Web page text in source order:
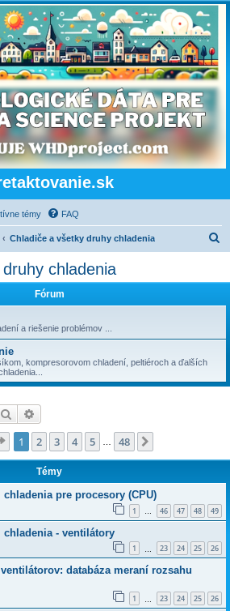
témy FAQ
Chladiče a všetky druhy chladenia
chladenia
Fórum
a riešenie problémov ...
kompresorovom chladení, peltiéroch a ďalších
Hľadať
Strana z48
1 2 3 4 5 48
Témy
pre procesory (CPU)
1 … 46 47 48 49
chladenia - ventilátory
1 23 24 25 26
databáza meraní rozsahu
1 23 24 25 26